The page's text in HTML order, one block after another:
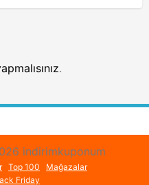
.
indirimkuponum
Top 100
Mağazalar
Friday